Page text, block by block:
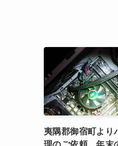
夷隅郡御宿町より
理のご依頼、年末